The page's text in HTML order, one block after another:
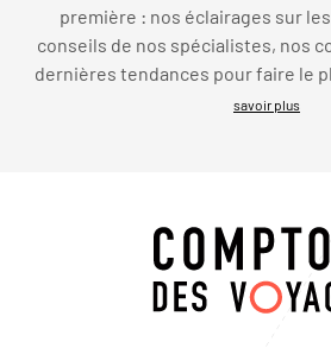
première : nos éclairages sur
conseils de nos spécialistes, nos
dernières tendances pour faire le
savoir plus